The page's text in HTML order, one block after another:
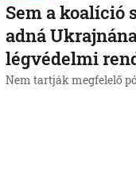
Sem a koalíció
adná
légvédelmi
Nem tartják megfelelő